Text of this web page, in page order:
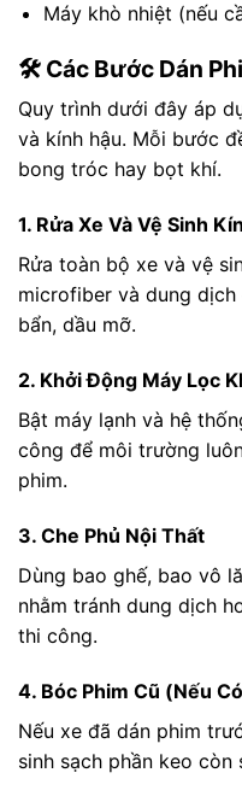
Máy khò nhiệt (nếu
🛠️ Các Bước Dán
Quy trình dưới đây áp
và kính hậu. Mỗi bước
bong tróc hay bọt khí.
1. Rửa Xe Và Vệ Sinh
Rửa toàn bộ xe và vệ
microfiber và dung
bẩn, dầu mỡ.
2. Khởi Động Máy Lọc
Bật máy lạnh và hệ
công để môi trường
phim.
3. Che Phủ Nội Thất
Dùng bao ghế, bao vô
nhằm tránh dung dịch
thi công.
4. Bóc Phim Cũ (Nếu
Nếu xe đã dán phim
sinh sạch phần keo còn